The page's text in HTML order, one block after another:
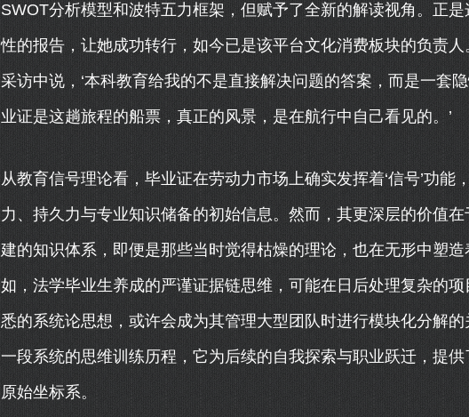
SWOT分析模型和波特五力框架，但赋予了全新的解读视角。正
性的报告，让她成功转行，如今已是该平台文化消费板块的负责人
采访中说，‘本科教育给我的不是直接解决问题的答案，而是一套
业证是这趟旅程的船票，真正的风景，是在航行中自己看见的。’
从教育信号理论看，毕业证在劳动力市场上确实发挥着‘信号’功能
力、持久力与专业知识储备的初始信息。然而，其更深层的价值在
建的知识体系，即便是那些当时觉得枯燥的理论，也在无形中塑
如，法学毕业生养成的严谨证据链思维，可能在日后处理复杂的
悉的系统论思想，或许会成为其管理大型团队时进行模块化分解
一段系统的思维训练历程，它为后续的自我探索与职业跃迁，提
原始坐标系。